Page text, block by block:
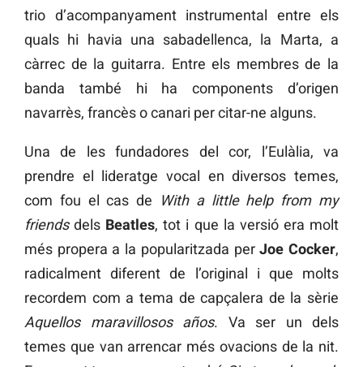
trio d’acompanyament instrumental entre els
quals hi havia una sabadellenca, la Marta, a
càrrec de la guitarra. Entre els membres de la
banda també hi ha components d’origen
navarrès, francès o canari per citar-ne alguns.
Una de les fundadores del cor, l’Eulàlia, va
prendre el lideratge vocal en diversos temes,
com fou el cas de
With a little help from my
friendsdels Beatles, tot i que la versió era molt
més propera a la popularitzada perJoe Cocker,
radicalment diferent de l’original i que molts
recordem com a tema de capçalera de la sèrie
Aquellos maravillosos años. Va ser un dels
temes que van arrencar més ovacions de la nit.